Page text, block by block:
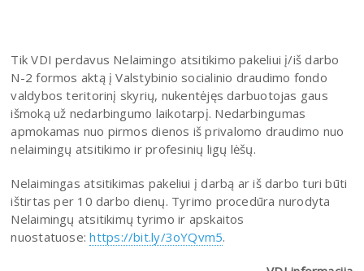
Tik VDI perdavus Nelaimingo atsitikimo pakeliui į/iš darbo
N-2 formos aktą į Valstybinio socialinio draudimo fondo
valdybos teritorinį skyrių, nukentėjęs darbuotojas gaus
išmoką už nedarbingumo laikotarpį. Nedarbingumas
apmokamas nuo pirmos dienos iš privalomo draudimo nuo
nelaimingų atsitikimo ir profesinių ligų lėšų.
Nelaimingas atsitikimas pakeliui į darbą ar iš darbo turi būti
ištirtas per 10 darbo dienų. Tyrimo procedūra nurodyta
Nelaimingų atsitikimų tyrimo ir apskaitos
nuostatuose:https://bit.ly/3oYQvm5.